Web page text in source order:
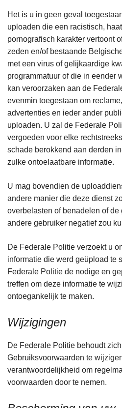
Het is u in geen geval
uploaden die een racistisch,
pornografisch karakter vertoont
zeden en/of bestaande
met een virus of gelijkaardige
programmatuur of die in eender
kan veroorzaken aan de
evenmin toegestaan om
advertenties en ieder ander
uploaden. U zal de Federale
vergoeden voor elke
schade berokkend aan derden
zulke ontoelaatbare informatie.
U mag bovendien de
andere manier die deze dienst
overbelasten of benadelen of
andere gebruiker negatief zou
De Federale Politie verzoekt u
informatie die werd geüpload te
Federale Politie de nodige en
treffen om deze informatie te
ontoegankelijk te maken.
Wijzigingen
De Federale Politie behoudt
Gebruiksvoorwaarden te
verantwoordelijkheid om
voorwaarden door te nemen.